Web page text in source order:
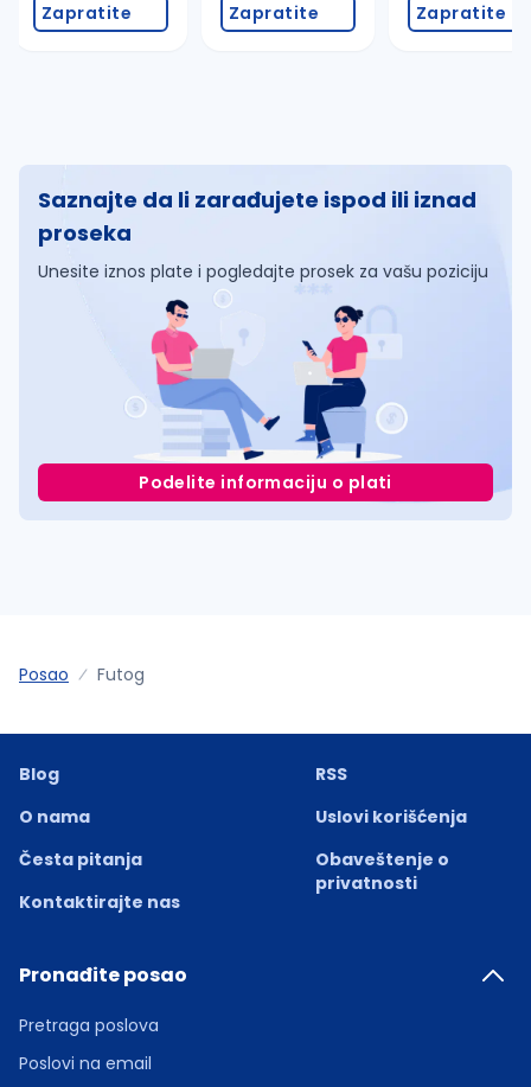
Zapratite Zapratite Zapratite
Saznajte da li zarađujete ispod ili iznad
proseka
Unesite iznos plate i pogledajte prosek za vašu poziciju
Podelite informaciju o plati
Posao Futog
Blog
O nama
Česta pitanja
Kontaktirajte nas
RSS
Uslovi korišćenja
Obaveštenje o
privatnosti
Pronađite posao
Pretraga poslova
Poslovi na email